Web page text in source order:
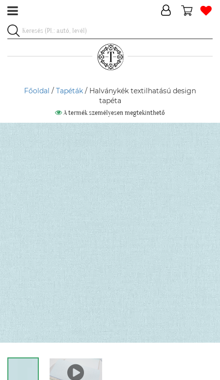
Főoldal / Tapéták / Halványkék textilhatású design
tapéta
A termék személyesen megtekinthető